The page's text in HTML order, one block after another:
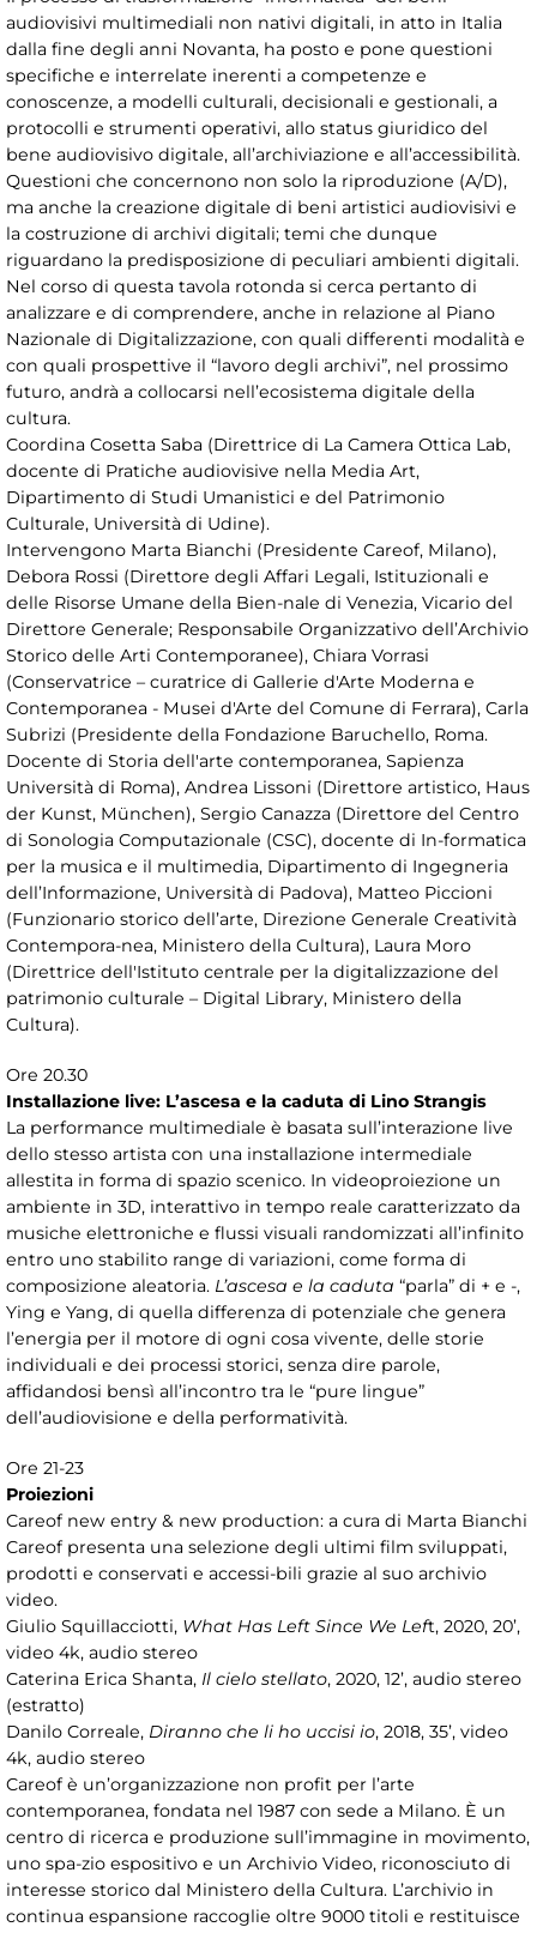
audiovisivi multimediali non nativi digitali, in atto in Italia
dalla fine degli anni Novanta, ha posto e pone questioni
specifiche e interrelate inerenti a competenze e
conoscenze, a modelli culturali, decisionali e gestionali, a
protocolli e strumenti operativi, allo status giuridico del
bene audiovisivo digitale, all’archiviazione e all’accessibilità.
Questioni che concernono non solo la riproduzione (A/D),
ma anche la creazione digitale di beni artistici audiovisivi e
la costruzione di archivi digitali; temi che dunque
riguardano la predisposizione di peculiari ambienti digitali.
Nel corso di questa tavola rotonda si cerca pertanto di
analizzare e di comprendere, anche in relazione al Piano
Nazionale di Digitalizzazione, con quali differenti modalità e
con quali prospettive il “lavoro degli archivi”, nel prossimo
futuro, andrà a collocarsi nell’ecosistema digitale della
cultura.
Coordina Cosetta Saba (Direttrice di La Camera Ottica Lab,
docente di Pratiche audiovisive nella Media Art,
Dipartimento di Studi Umanistici e del Patrimonio
Culturale, Università di Udine).
Intervengono Marta Bianchi (Presidente Careof, Milano),
Debora Rossi (Direttore degli Affari Legali, Istituzionali e
delle Risorse Umane della Bien-nale di Venezia, Vicario del
Direttore Generale; Responsabile Organizzativo dell’Archivio
Storico delle Arti Contemporanee), Chiara Vorrasi
(Conservatrice – curatrice di Gallerie d'Arte Moderna e
Contemporanea - Musei d'Arte del Comune di Ferrara), Carla
Subrizi (Presidente della Fondazione Baruchello, Roma.
Docente di Storia dell'arte contemporanea, Sapienza
Università di Roma), Andrea Lissoni (Direttore artistico, Haus
der Kunst, München), Sergio Canazza (Direttore del Centro
di Sonologia Computazionale (CSC), docente di In-formatica
per la musica e il multimedia, Dipartimento di Ingegneria
dell’Informazione, Università di Padova), Matteo Piccioni
(Funzionario storico dell’arte, Direzione Generale Creatività
Contempora-nea, Ministero della Cultura), Laura Moro
(Direttrice dell'Istituto centrale per la digitalizzazione del
patrimonio culturale – Digital Library, Ministero della
Cultura).
Ore 20.30
Installazione live: L’ascesa e la caduta di Lino Strangis
La performance multimediale è basata sull’interazione live
dello stesso artista con una installazione intermediale
allestita in forma di spazio scenico. In videoproiezione un
ambiente in 3D, interattivo in tempo reale caratterizzato da
musiche elettroniche e flussi visuali randomizzati all’infinito
entro uno stabilito range di variazioni, come forma di
composizione aleatoria. L’ascesa e la caduta “parla” di + e -,
Ying e Yang, di quella differenza di potenziale che genera
l’energia per il motore di ogni cosa vivente, delle storie
individuali e dei processi storici, senza dire parole,
affidandosi bensì all’incontro tra le “pure lingue”
dell’audiovisione e della performatività.
Ore 21-23
Proiezioni
Careof new entry & new production: a cura di Marta Bianchi
Careof presenta una selezione degli ultimi film sviluppati,
prodotti e conservati e accessi-bili grazie al suo archivio
video.
Giulio Squillacciotti, What Has Left Since We Left, 2020, 20’,
video 4k, audio stereo
Caterina Erica Shanta, Il cielo stellato, 2020, 12’, audio stereo
(estratto)
Danilo Correale, Diranno che li ho uccisi io, 2018, 35’, video
4k, audio stereo
Careof è un’organizzazione non profit per l’arte
contemporanea, fondata nel 1987 con sede a Milano. È un
centro di ricerca e produzione sull’immagine in movimento,
uno spa-zio espositivo e un Archivio Video, riconosciuto di
interesse storico dal Ministero della Cultura. L’archivio in
continua espansione raccoglie oltre 9000 titoli e restituisce